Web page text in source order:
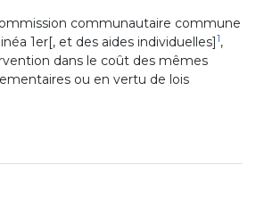
communautaire commune
1er[, et des aides individuelles]1,
dans le coût des mêmes
ou en vertu de lois